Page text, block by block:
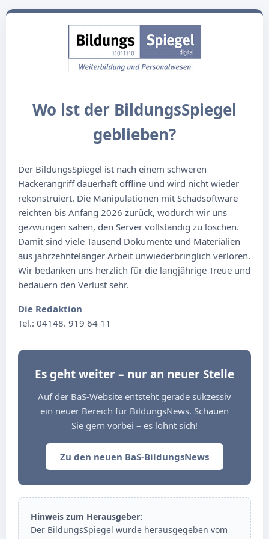
Wo ist der BildungsSpiegel
geblieben?
Der BildungsSpiegel ist nach einem schweren
Hackerangriff dauerhaft offline und wird nicht wieder
rekonstruiert. Die Manipulationen mit Schadsoftware
reichten bis Anfang 2026 zurück, wodurch wir uns
gezwungen sahen, den Server vollständig zu löschen.
Damit sind viele Tausend Dokumente und Materialien
aus jahrzehntelanger Arbeit unwiederbringlich verloren.
Wir bedanken uns herzlich für die langjährige Treue und
bedauern den Verlust sehr.
Die Redaktion
Tel.: 04148. 919 64 11
Es geht weiter – nur an neuer Stelle
Auf der BaS-Website entsteht gerade sukzessiv
ein neuer Bereich für BildungsNews. Schauen
Sie gern vorbei – es lohnt sich!
Zu den neuen BaS-BildungsNews
Hinweis zum Herausgeber:
Der BildungsSpiegel wurde herausgegeben vom